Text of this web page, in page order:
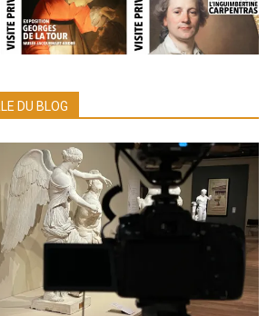
DU BLOG